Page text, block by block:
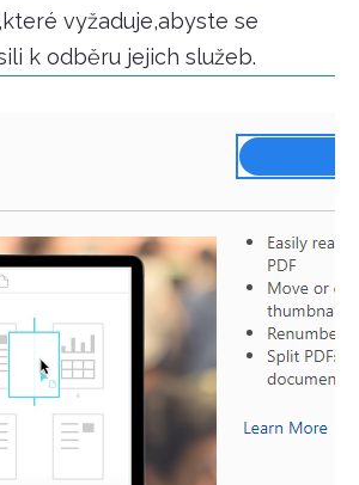
vyžaduje,abyste se
k odběru jejich služeb.